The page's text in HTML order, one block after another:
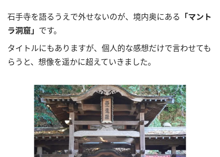
石手寺を語るうえで外せないのが、境内奥にある 「マント
ラ洞窟」 です。
タイトルにもありますが、個人的な感想だけで言わせても
らうと、想像を遥かに超えていきました。